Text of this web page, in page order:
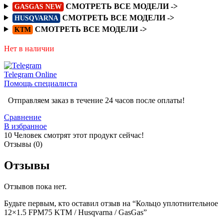
GASGAS NEW СМОТРЕТЬ ВСЕ МОДЕЛИ ->
HUSQVARNA СМОТРЕТЬ ВСЕ МОДЕЛИ ->
KTM СМОТРЕТЬ ВСЕ МОДЕЛИ ->
Нет в наличии
Telegram Online
Помощь специалиста
Отправляем заказ в течение 24 часов после оплаты!
Сравнение
В избранное
10 Человек смотрят этот продукт сейчас!
Отзывы (0)
Отзывы
Отзывов пока нет.
Будьте первым, кто оставил отзыв на “Кольцо уплотнительное
12×1.5 FPM75 KTM / Husqvarna / GasGas”